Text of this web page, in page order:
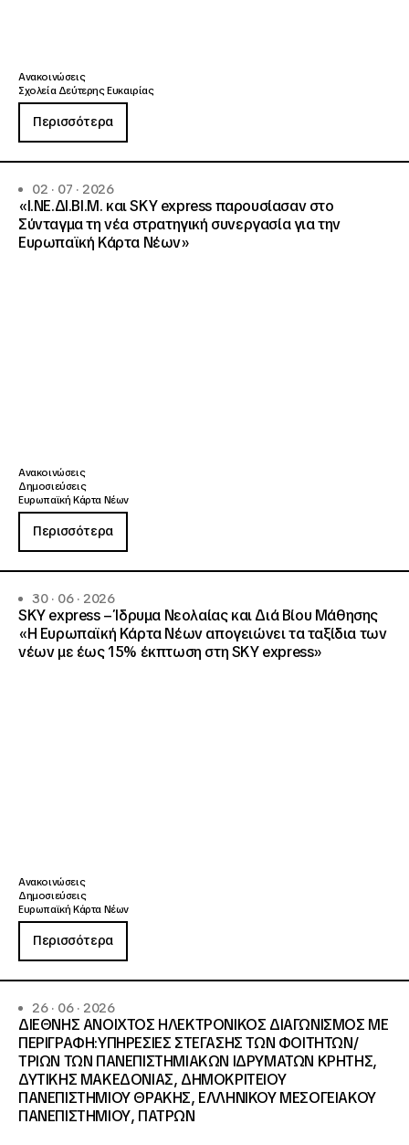
Ανακοινώσεις
Σχολεία Δεύτερης Ευκαιρίας
Περισσότερα
02 · 07 · 2026
«Ι.ΝΕ.ΔΙ.ΒΙ.Μ. και SKY express παρουσίασαν στο
Σύνταγμα τη νέα στρατηγική συνεργασία για την
Ευρωπαϊκή Κάρτα Νέων»
Ανακοινώσεις
Δημοσιεύσεις
Ευρωπαϊκή Κάρτα Νέων
Περισσότερα
30 · 06 · 2026
SKY express – Ίδρυμα Νεολαίας και Διά Βίου Μάθησης
«Η Ευρωπαϊκή Κάρτα Νέων απογειώνει τα ταξίδια των
νέων με έως 15% έκπτωση στη SKY express»
Ανακοινώσεις
Δημοσιεύσεις
Ευρωπαϊκή Κάρτα Νέων
Περισσότερα
26 · 06 · 2026
ΔΙΕΘΝΗΣ ΑΝΟΙΧΤΟΣ ΗΛΕΚΤΡΟΝΙΚΟΣ ΔΙΑΓΩΝΙΣΜΟΣ ΜΕ
ΠΕΡΙΓΡΑΦΗ:ΥΠΗΡΕΣΙΕΣ ΣΤΕΓΑΣΗΣ ΤΩΝ ΦΟΙΤΗΤΩΝ/
ΤΡΙΩΝ ΤΩΝ ΠΑΝΕΠΙΣΤΗΜΙΑΚΩΝ ΙΔΡΥΜΑΤΩΝ KΡΗΤΗΣ,
ΔΥΤΙΚΗΣ ΜΑΚΕΔΟΝΙΑΣ, ΔΗΜΟΚΡΙΤΕΙΟΥ
ΠΑΝΕΠΙΣΤΗΜΙΟΥ ΘΡΑΚΗΣ, ΕΛΛΗΝΙΚΟΥ ΜΕΣΟΓΕΙΑΚΟΥ
ΠΑΝΕΠΙΣΤΗΜΙΟΥ, ΠΑΤΡΩΝ